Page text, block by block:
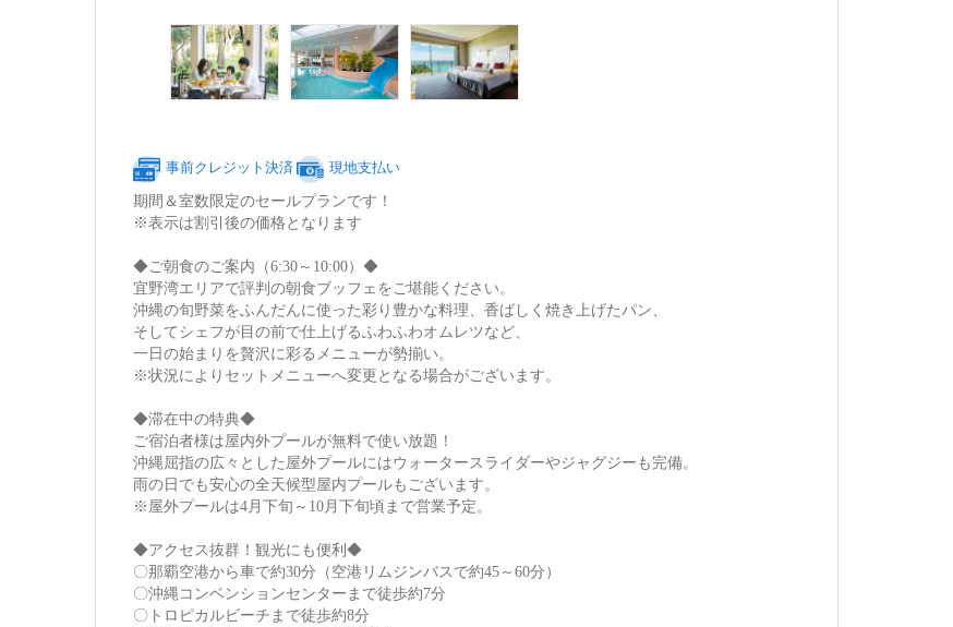
事前クレジット決済 現地支払い
期間＆室数限定のセールプランです！
※表示は割引後の価格となります
◆ご朝食のご案内（6:30～10:00）◆
宜野湾エリアで評判の朝食ブッフェをご堪能ください。
沖縄の旬野菜をふんだんに使った彩り豊かな料理、香ばしく焼き上げたパン、
そしてシェフが目の前で仕上げるふわふわオムレツなど、
一日の始まりを贅沢に彩るメニューが勢揃い。
※状況によりセットメニューへ変更となる場合がございます。
◆滞在中の特典◆
ご宿泊者様は屋内外プールが無料で使い放題！
沖縄屈指の広々とした屋外プールにはウォータースライダーやジャグジーも完備。
雨の日でも安心の全天候型屋内プールもございます。
※屋外プールは4月下旬～10月下旬頃まで営業予定。
◆アクセス抜群！観光にも便利◆
〇那覇空港から車で約30分（空港リムジンバスで約45～60分）
〇沖縄コンベンションセンターまで徒歩約7分
〇トロピカルビーチまで徒歩約8分